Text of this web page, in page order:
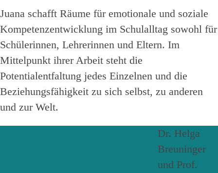
Juana schafft Räume für emotionale und soziale
Kompetenzentwicklung im Schulalltag sowohl für
Schülerinnen, Lehrerinnen und Eltern. Im
Mittelpunkt ihrer Arbeit steht die
Potentialentfaltung jedes Einzelnen und die
Beziehungsfähigkeit zu sich selbst, zu anderen
und zur Welt.
Dr. Helga
Breuninger
und Prof.